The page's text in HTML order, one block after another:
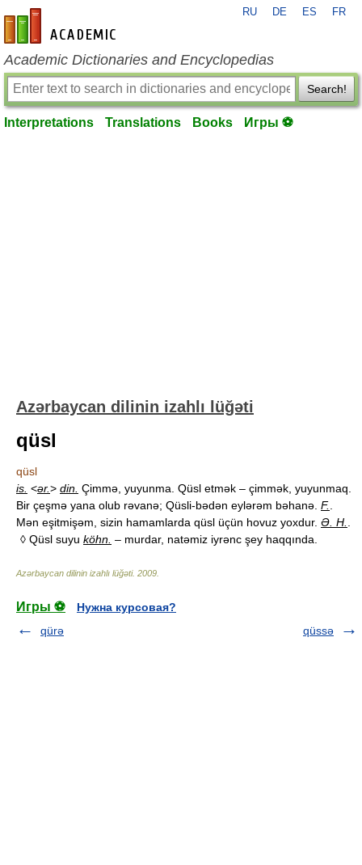
en-academic.com
RU DE ES FR
Academic Dictionaries and Encyclopedias
Search!
Interpretations Translations Books Игры ⚽
Azərbaycan dilinin izahlı lüğəti
qüsl
qüsl
is. <ər.> din. Çimmə, yuyunma. Qüsl etmək – çimmək, yuyunmaq.
Bir çeşmə yana olub rəvanə; Qüsli-bədən eylərəm bəhanə. F.
Mən eşitmişəm, sizin hamamlarda qüsl üçün hovuz yoxdur. Ə. H.
◊ Qüsl suyu köhn. – murdar, natəmiz iyrənc şey haqqında.
Azərbaycan dilinin izahlı lüğəti. 2009
Игры ⚽
Нужна курсовая?
qürə
qüssə